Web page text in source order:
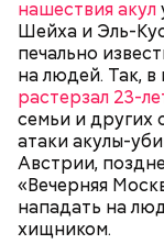
нашествия акул
Шейха и Эль-
печально
на людей. Так,
растерзал 23-
семьи и других
атаки акулы-
Австрии,
«Вечерняя
нападать на
хищником.
оказывались
собеседник
БЕЗОПАСНОСТЬ
Собеседник
несколько лет
не приходилось,